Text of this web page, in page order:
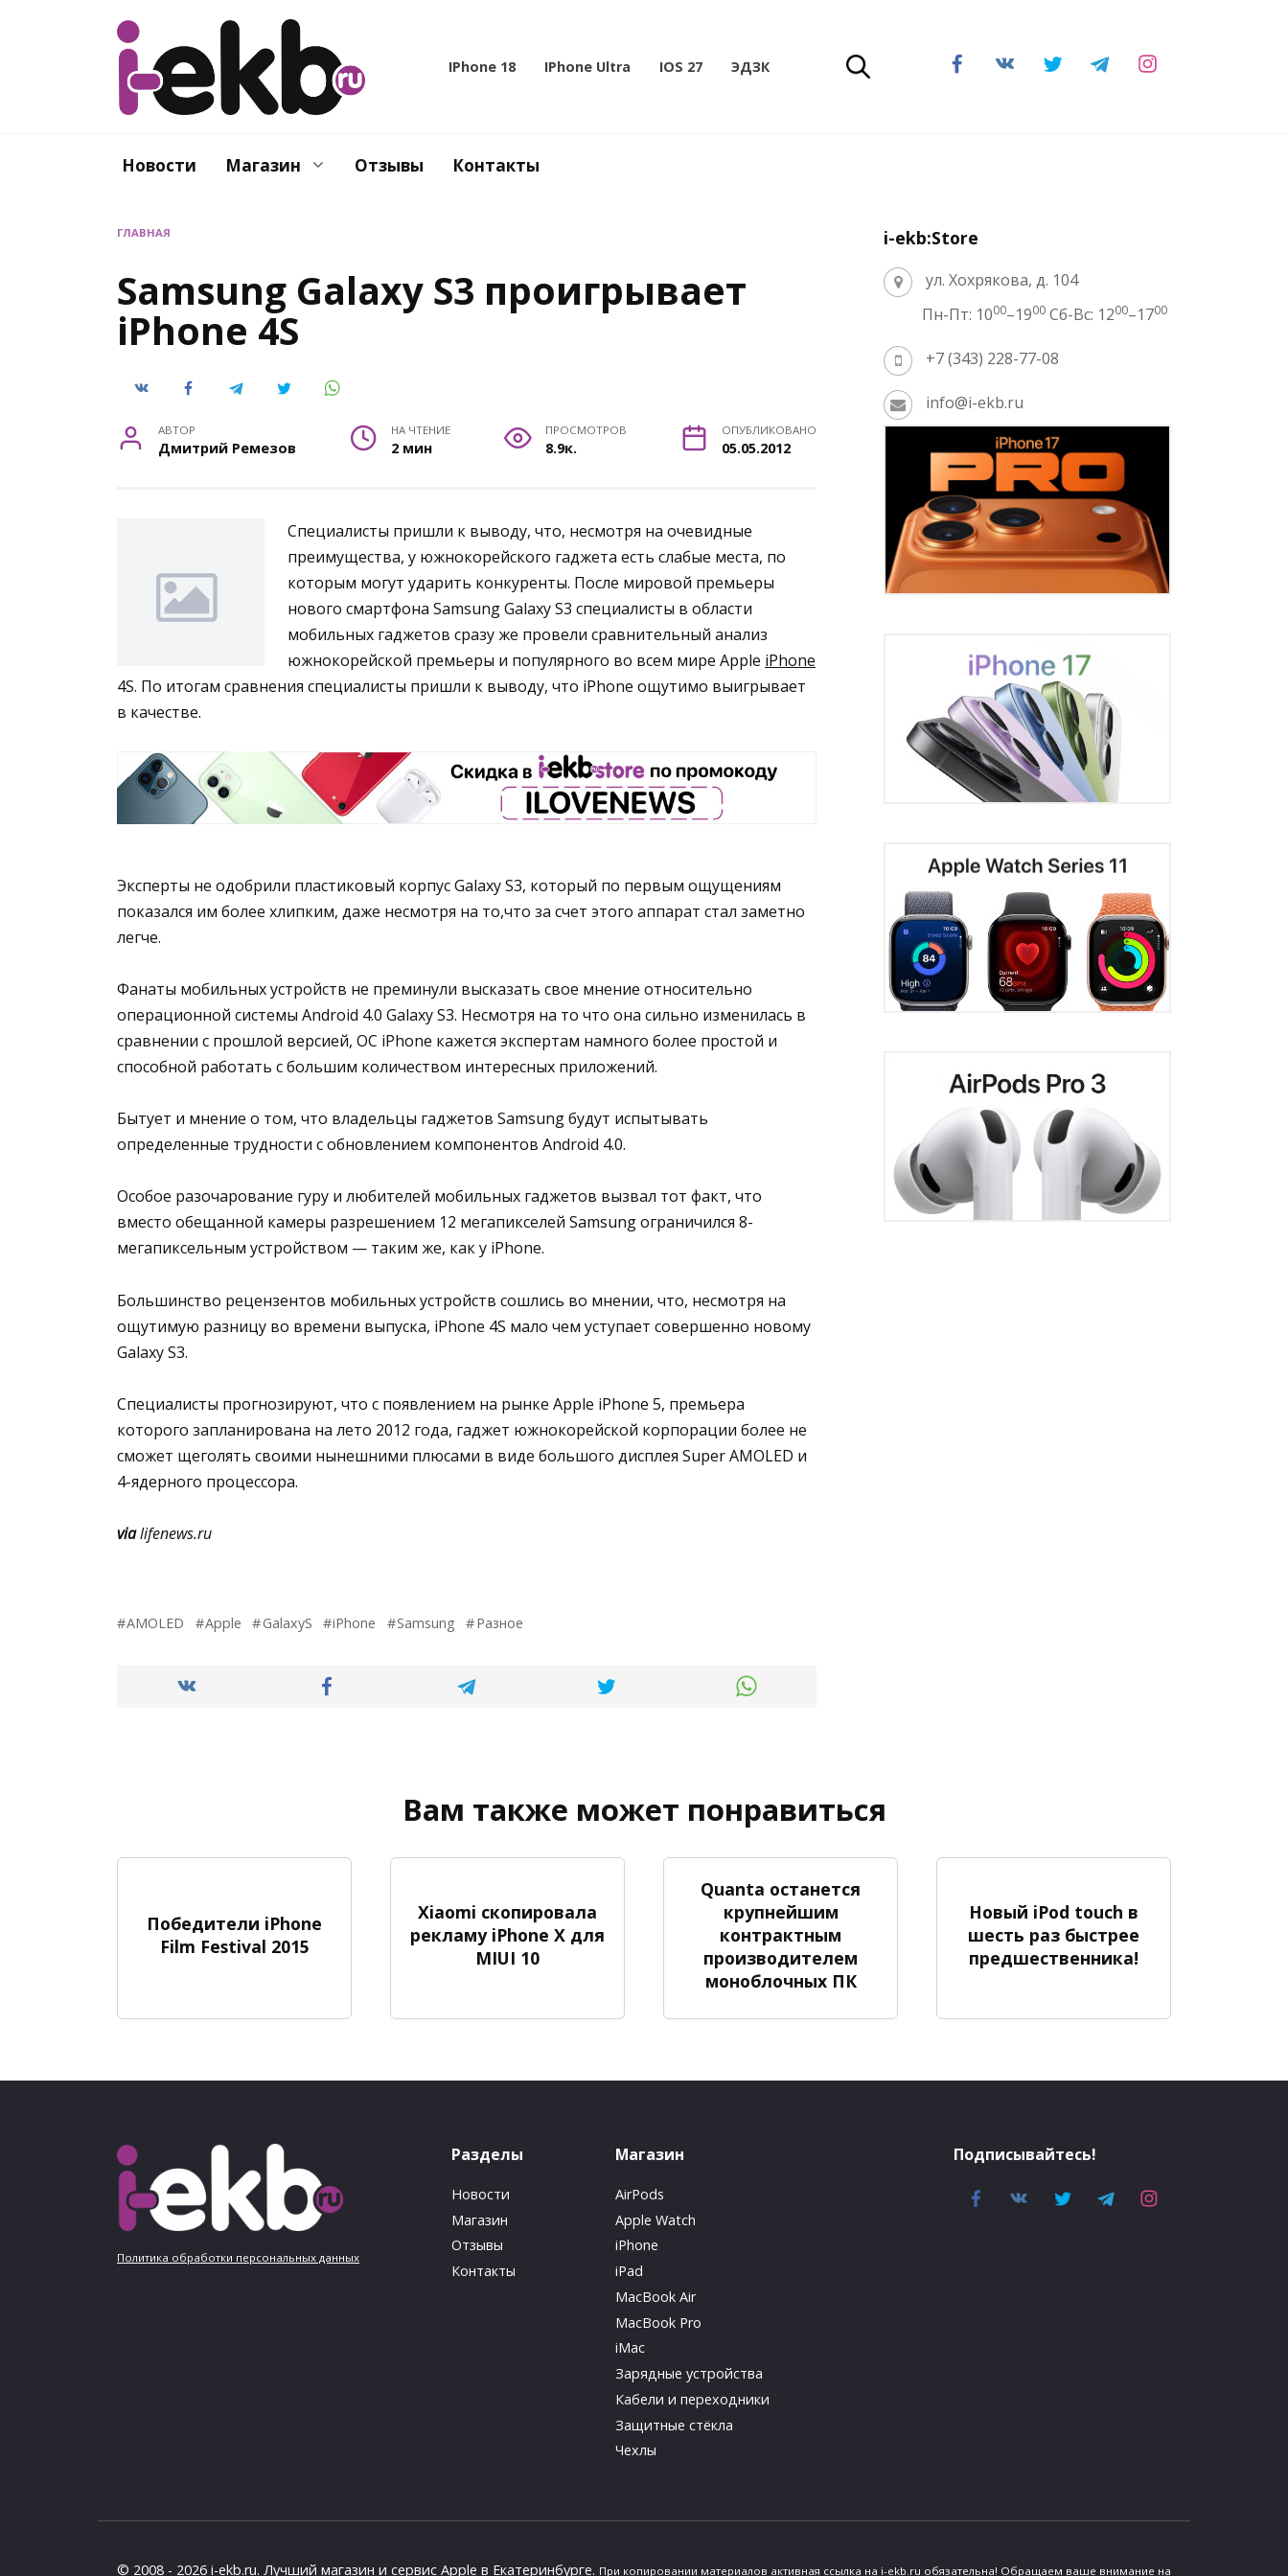
IPhone 18 IPhone Ultra IOS 27 ЭДЗК
Новости Магазин Отзывы Контакты
ГЛАВНАЯ
Samsung Galaxy S3 проигрывает
iPhone 4S
АВТОР
Дмитрий Ремезов
НА ЧТЕНИЕ
2 мин
ПРОСМОТРОВ
8.9к.
ОПУБЛИКОВАНО
05.05.2012
Специалисты пришли к выводу, что, несмотря на очевидные
преимущества, у южнокорейского гаджета есть слабые места, по
которым могут ударить конкуренты. После мировой премьеры
нового смартфона Samsung Galaxy S3 специалисты в области
мобильных гаджетов сразу же провели сравнительный анализ
южнокорейской премьеры и популярного во всем мире Apple iPhone
4S. По итогам сравнения специалисты пришли к выводу, что iPhone ощутимо выигрывает
в качестве.
Эксперты не одобрили пластиковый корпус Galaxy S3, который по первым ощущениям
показался им более хлипким, даже несмотря на то,что за счет этого аппарат стал заметно
легче.
Фанаты мобильных устройств не преминули высказать свое мнение относительно
операционной системы Android 4.0 Galaxy S3. Несмотря на то что она сильно изменилась в
сравнении с прошлой версией, ОС iPhone кажется экспертам намного более простой и
способной работать с большим количеством интересных приложений.
Бытует и мнение о том, что владельцы гаджетов Samsung будут испытывать
определенные трудности с обновлением компонентов Android 4.0.
Особое разочарование гуру и любителей мобильных гаджетов вызвал тот факт, что
вместо обещанной камеры разрешением 12 мегапикселей Samsung ограничился 8-
мегапиксельным устройством — таким же, как у iPhone.
Большинство рецензентов мобильных устройств сошлись во мнении, что, несмотря на
ощутимую разницу во времени выпуска, iPhone 4S мало чем уступает совершенно новому
Galaxy S3.
Специалисты прогнозируют, что с появлением на рынке Apple iPhone 5, премьера
которого запланирована на лето 2012 года, гаджет южнокорейской корпорации более не
сможет щеголять своими нынешними плюсами в виде большого дисплея Super AMOLED и
4-ядерного процессора.
vialifenews.ru
AMOLED Apple GalaxyS iPhone Samsung Разное
i-ekb:Store
ул. Хохрякова, д. 104
Пн-Пт: 1000–1900 Сб-Вс: 1200–1700
+7 (343) 228-77-08
info@i-ekb.ru
Вам также может понравиться
Победители iPhone
Film Festival 2015
Xiaomi скопировала
рекламу iPhone X для
MIUI 10
Quanta останется
крупнейшим
контрактным
производителем
моноблочных ПК
Новый iPod touch в
шесть раз быстрее
предшественника!
Политика обработки персональных данных
Разделы
Новости
Магазин
Отзывы
Контакты
Магазин
AirPods
Apple Watch
iPhone
iPad
MacBook Air
MacBook Pro
iMac
Зарядные устройства
Кабели и переходники
Защитные стёкла
Чехлы
Подписывайтесь!
© 2008 - 2026 i-ekb.ru. Лучший магазин и сервис Apple в Екатеринбурге. При копировании материалов активная ссылка на i-ekb.ru обязательна! Обращаем ваше внимание на